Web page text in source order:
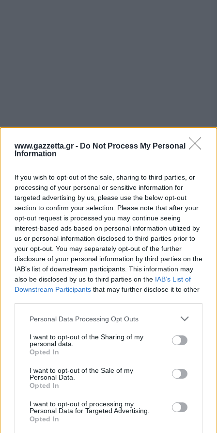
www.gazzetta.gr - Do Not Process My Personal
Information
If you wish to opt-out of the sale, sharing to third parties, or
processing of your personal or sensitive information for
targeted advertising by us, please use the below opt-out
section to confirm your selection. Please note that after your
opt-out request is processed you may continue seeing
interest-based ads based on personal information utilized by
us or personal information disclosed to third parties prior to
your opt-out. You may separately opt-out of the further
disclosure of your personal information by third parties on the
IAB’s list of downstream participants. This information may
also be disclosed by us to third parties on the IAB’s List of
Downstream Participants that may further disclose it to other
Please note that this website/app uses one or more Google
not limited to your visit or usage behaviour. You may click to
grant or deny consent to Google and its third-party tags to
use your data for below specified purposes in below Google
consent section.
Personal Data Processing Opt Outs
I want to opt-out of the Sharing of my
personal data.
Opted In
I want to opt-out of the Sale of my
Personal Data.
Opted In
I want to opt-out of processing my
Personal Data for Targeted Advertising.
Opted In
Το νέο Kymco Agility-S 350 είναι διαθέσιμη στην
τιμή των5.795 ευρώσε τρεις χρωματισμούς.
Εκτός από τα δύο χρόνια εγγύησης, υπάρχει
ή/και μέχρι 72 έντοκες χωρίς προκαταβολή.